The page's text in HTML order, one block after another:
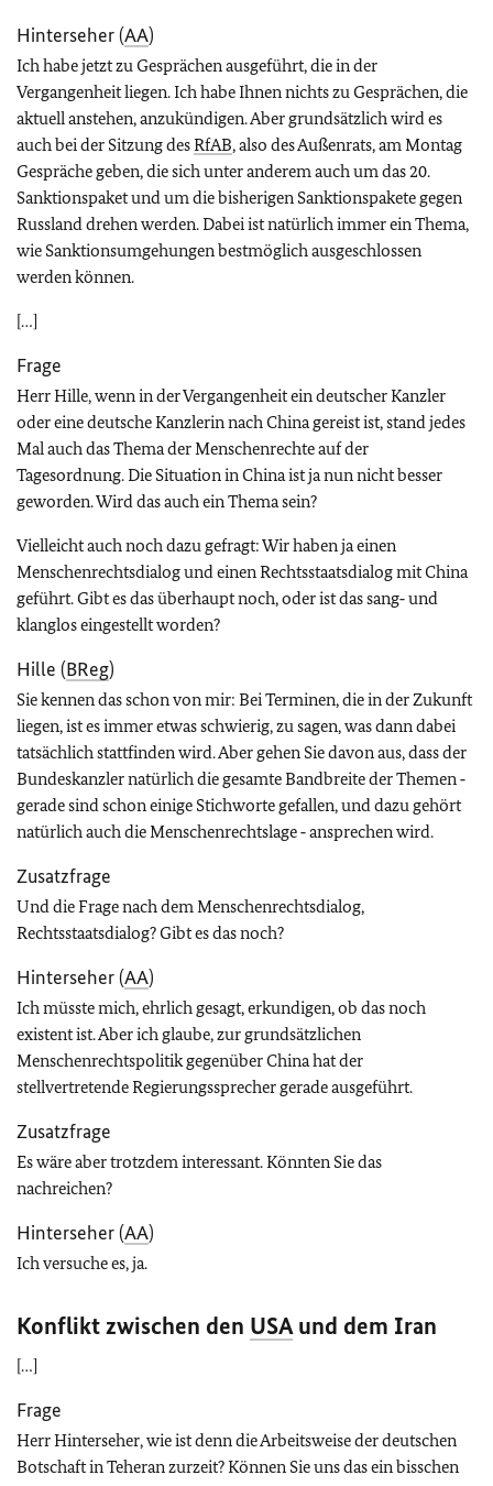
Hinterseher (AA)
Ich habe jetzt zu Gesprächen ausgeführt, die in der
Vergangenheit liegen. Ich habe Ihnen nichts zu Gesprächen, die
aktuell anstehen, anzukündigen. Aber grundsätzlich wird es
auch bei der Sitzung desRfAB, also des Außenrats, am Montag
Gespräche geben, die sich unter anderem auch um das 20.
Sanktionspaket und um die bisherigen Sanktionspakete gegen
Russland drehen werden. Dabei ist natürlich immer ein Thema,
wie Sanktionsumgehungen bestmöglich ausgeschlossen
werden können.
[…]
Frage
Herr Hille, wenn in der Vergangenheit ein deutscher Kanzler
oder eine deutsche Kanzlerin nach China gereist ist, stand jedes
Mal auch das Thema der Menschenrechte auf der
Tagesordnung. Die Situation in China ist ja nun nicht besser
geworden. Wird das auch ein Thema sein?
Vielleicht auch noch dazu gefragt: Wir haben ja einen
Menschenrechtsdialog und einen Rechtsstaatsdialog mit China
geführt. Gibt es das überhaupt noch, oder ist das sang‑ und
klanglos eingestellt worden?
Hille (BReg)
Sie kennen das schon von mir: Bei Terminen, die in der Zukunft
liegen, ist es immer etwas schwierig, zu sagen, was dann dabei
tatsächlich stattfinden wird. Aber gehen Sie davon aus, dass der
Bundeskanzler natürlich die gesamte Bandbreite der Themen ‑
gerade sind schon einige Stichworte gefallen, und dazu gehört
natürlich auch die Menschenrechtslage ‑ ansprechen wird.
Zusatzfrage
Und die Frage nach dem Menschenrechtsdialog,
Rechtsstaatsdialog? Gibt es das noch?
Hinterseher (AA)
Ich müsste mich, ehrlich gesagt, erkundigen, ob das noch
existent ist. Aber ich glaube, zur grundsätzlichen
Menschenrechtspolitik gegenüber China hat der
stellvertretende Regierungssprecher gerade ausgeführt.
Zusatzfrage
Es wäre aber trotzdem interessant. Könnten Sie das
nachreichen?
Hinterseher (AA)
Ich versuche es, ja.
Konflikt zwischen den USAund dem Iran
[…]
Frage
Herr Hinterseher, wie ist denn die Arbeitsweise der deutschen
Botschaft in Teheran zurzeit? Können Sie uns das ein bisschen